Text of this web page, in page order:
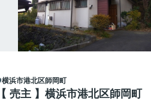
横浜市港北区師岡町
【 売主 】横浜市港北区師岡